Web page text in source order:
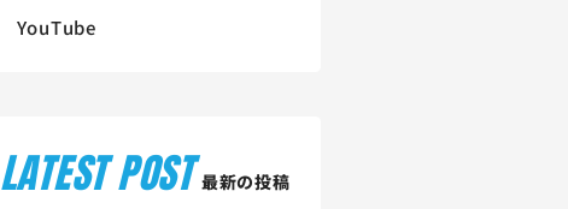
YouTube
LATEST POST 最新の投稿